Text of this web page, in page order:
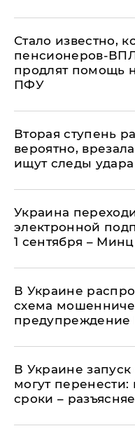
Стало известно,
пенсионеров-
продлят помощь
ПФУ
Вторая ступень
вероятно,
ищут следы
Украина
электронной
1 сентября –
В Украине
схема
В Украине
могут
сроки –